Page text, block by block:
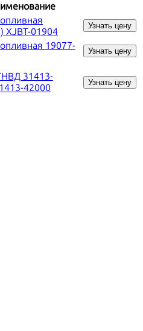
XJBT-01904
Узнать цену
19077-
Узнать цену
31413-
42000
Узнать цену